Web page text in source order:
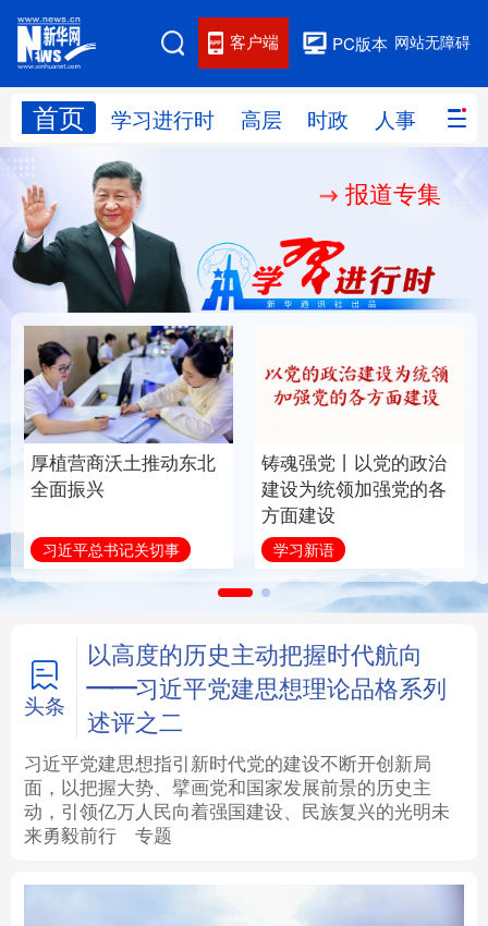
网站无障碍
PC版本
客户端
首页 学习进行时 高层 时政 人事 国际
网站地图
学习进行时 人事
国际 财经 网评
思客智库 全球连线 教育
科技 科创 量子 体育
文化 书画
访谈 视频 图片 政务
信息化 数字经济
学术中国 乡村振兴 银龄 溯源中国
城市 旅游 能源 会展
彩票 娱乐 时尚 悦读
公益 一带一路 亚太网 上市公司
报道专集
厚植营商沃土推动东北
全面振兴
习近平总书记关切事
铸魂强党丨以党的政治
建设为统领加强党的各
方面建设
学习新语
头条
以高度的历史主动把握时代航向
——习近平党建思想理论品格系列
述评之二
习近平党建思想指引新时代党的建设不断开创新局
面，以把握大势、擘画党和国家发展前景的历史主
动，引领亿万人民向着强国建设、民族复兴的光明未
来勇毅前行
专题